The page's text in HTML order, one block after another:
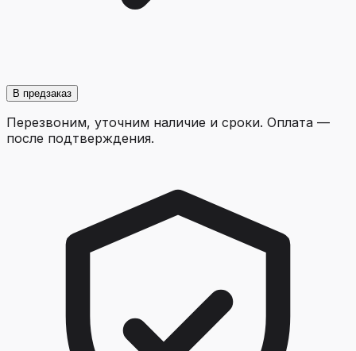
В предзаказ
Перезвоним, уточним наличие и сроки. Оплата —
после подтверждения.